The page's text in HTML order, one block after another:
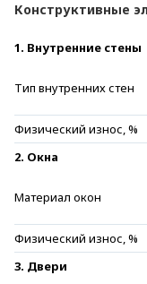
Конструктивные
1. Внутренние стены
Тип внутренних стен
Физический износ, %
2. Окна
Материал окон
Физический износ, %
3. Двери